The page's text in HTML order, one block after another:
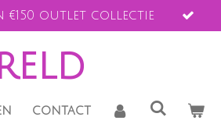
€150 outlet collectie
contact